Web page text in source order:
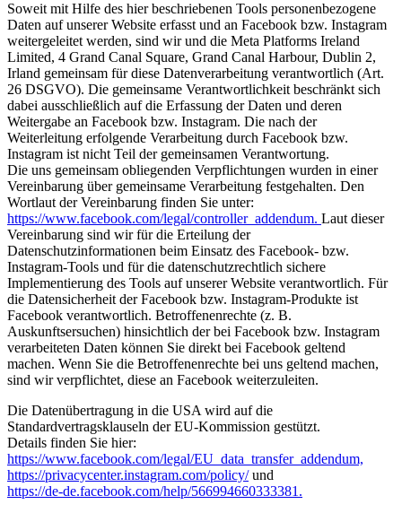
Soweit mit Hilfe des hier beschriebenen Tools personenbezogene
Daten auf unserer Website erfasst und an Facebook bzw. Instagram
weitergeleitet werden, sind wir und die Meta Platforms Ireland
Limited, 4 Grand Canal Square, Grand Canal Harbour, Dublin 2,
Irland gemeinsam für diese Datenverarbeitung verantwortlich (Art.
26 DSGVO). Die gemeinsame Verantwortlichkeit beschränkt sich
dabei ausschließlich auf die Erfassung der Daten und deren
Weitergabe an Facebook bzw. Instagram. Die nach der
Weiterleitung erfolgende Verarbeitung durch Facebook bzw.
Instagram ist nicht Teil der gemeinsamen Verantwortung.
Die uns gemeinsam obliegenden Verpflichtungen wurden in einer
Vereinbarung über gemeinsame Verarbeitung festgehalten. Den
Wortlaut der Vereinbarung finden Sie unter:
https://www.facebook.com/legal/controller_addendum. Laut dieser
Vereinbarung sind wir für die Erteilung der
Datenschutzinformationen beim Einsatz des Facebook- bzw.
Instagram-Tools und für die datenschutzrechtlich sichere
Implementierung des Tools auf unserer Website verantwortlich. Für
die Datensicherheit der Facebook bzw. Instagram-Produkte ist
Facebook verantwortlich. Betroffenenrechte (z. B.
Auskunftsersuchen) hinsichtlich der bei Facebook bzw. Instagram
verarbeiteten Daten können Sie direkt bei Facebook geltend
machen. Wenn Sie die Betroffenenrechte bei uns geltend machen,
sind wir verpflichtet, diese an Facebook weiterzuleiten.
Die Datenübertragung in die USA wird auf die
Standardvertragsklauseln der EU-Kommission gestützt.
Details finden Sie hier:
https://www.facebook.com/legal/EU_data_transfer_addendum,
https://privacycenter.instagram.com/policy/und
https://de-de.facebook.com/help/566994660333381.